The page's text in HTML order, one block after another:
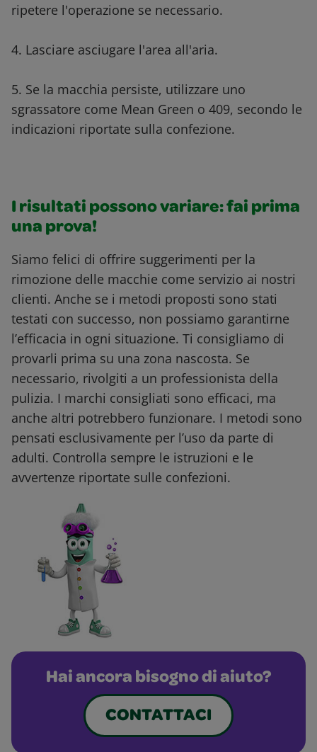
ripetere l'operazione se necessario.
4. Lasciare asciugare l'area all'aria.
5. Se la macchia persiste, utilizzare uno
sgrassatore come Mean Green o 409, secondo le
indicazioni riportate sulla confezione.
I risultati possono variare: fai prima
una prova!
Siamo felici di offrire suggerimenti per la
rimozione delle macchie come servizio ai nostri
clienti. Anche se i metodi proposti sono stati
testati con successo, non possiamo garantirne
l’efficacia in ogni situazione. Ti consigliamo di
provarli prima su una zona nascosta. Se
necessario, rivolgiti a un professionista della
pulizia. I marchi consigliati sono efficaci, ma
anche altri potrebbero funzionare. I metodi sono
pensati esclusivamente per l’uso da parte di
adulti. Controlla sempre le istruzioni e le
avvertenze riportate sulle confezioni.
Hai ancora bisogno di aiuto?
CONTATTACI